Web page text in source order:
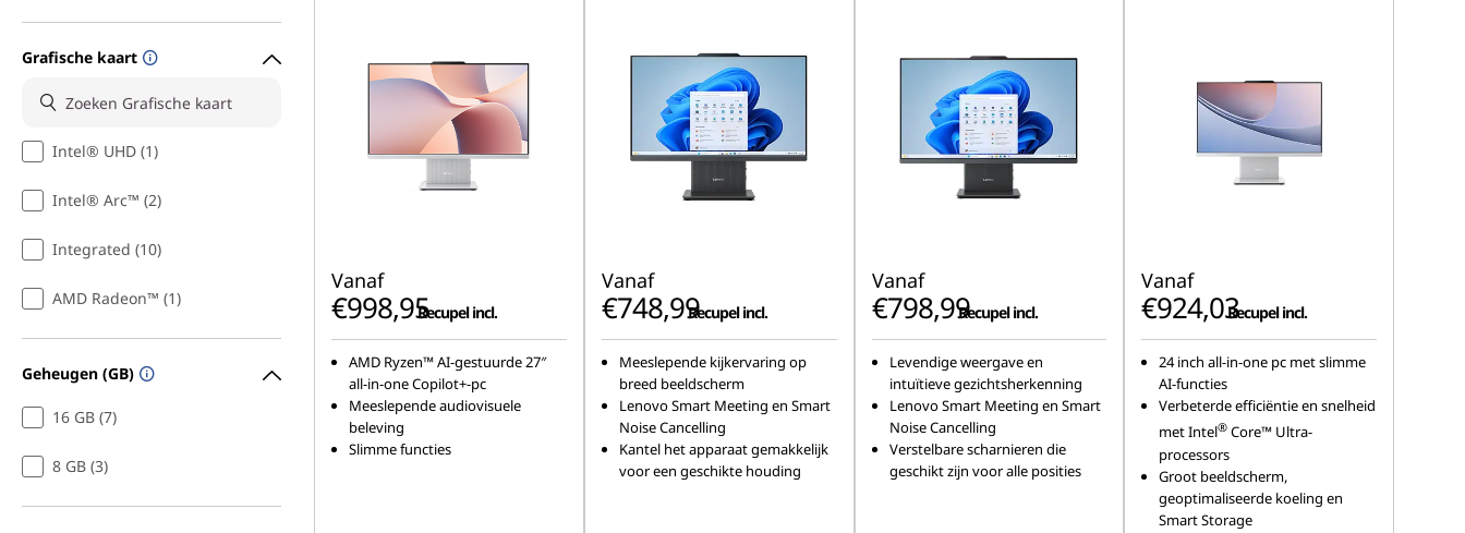
Grafische kaart
Intel® UHD (1)
Intel® Arc™ (2)
Integrated (10)
AMD Radeon™ (1)
Geheugen (GB)
16 GB (7)
8 GB (3)
Vanaf
€998,95Recupel incl.
AMD Ryzen™ AI-gestuurde 27″
all-in-one Copilot+-pc
Meeslepende audiovisuele
beleving
Slimme functies
Vanaf
€748,99Recupel incl.
Meeslepende kijkervaring op
breed beeldscherm
Lenovo Smart Meeting en Smart
Noise Cancelling
Kantel het apparaat gemakkelijk
voor een geschikte houding
Vanaf
€798,99Recupel incl.
Levendige weergave en
intuïtieve gezichtsherkenning
Lenovo Smart Meeting en Smart
Noise Cancelling
Verstelbare scharnieren die
geschikt zijn voor alle posities
Vanaf
€924,03Recupel incl.
24 inch all-in-one pc met slimme
AI-functies
Verbeterde efficiëntie en snelheid
met Intel® Core™ Ultra-
processors
Groot beeldscherm,
geoptimaliseerde koeling en
Smart Storage